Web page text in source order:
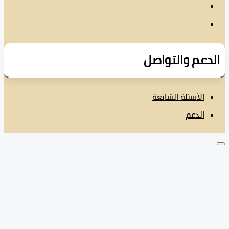
والتواصل
الأسئلة الشائعة
الدعم